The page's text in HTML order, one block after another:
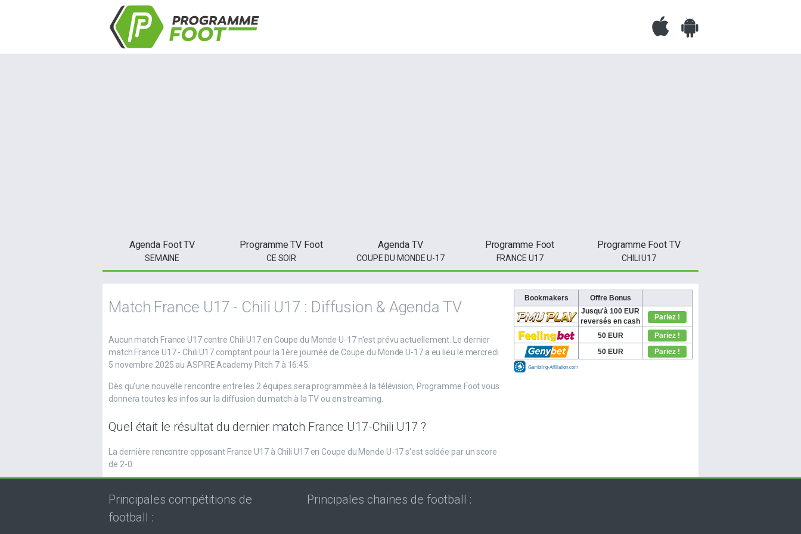
Agenda Foot TV
SEMAINE
Programme TV Foot
CE SOIR
Agenda TV
COUPE DU MONDE U-17
Programme Foot
FRANCE U17
Programme Foot TV
CHILI U17
Match France U17 - Chili U17 : Diffusion & Agenda TV
Aucun match France U17 contre Chili U17 en Coupe du Monde U-17 n'est prévu actuellement. Le dernier
match France U17 - Chili U17 comptant pour la 1ère journée de Coupe du Monde U-17 a eu lieu le mercredi
5 novembre 2025 au ASPIRE Academy Pitch 7 à 16:45.
Dès qu'une nouvelle rencontre entre les 2 équipes sera programmée à la télévision, Programme Foot vous
donnera toutes les infos sur la diffusion du match à la TV ou en streaming.
Quel était le résultat du dernier match France U17-Chili U17 ?
La dernière rencontre opposant France U17 à Chili U17 en Coupe du Monde U-17 s'est soldée par un score
de 2-0.
Principales compétitions de
football :
Principales chaines de football :